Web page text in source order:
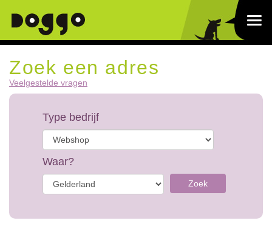
Zoek een adres
Veelgestelde vragen
Type bedrijf
Waar?
Zoek